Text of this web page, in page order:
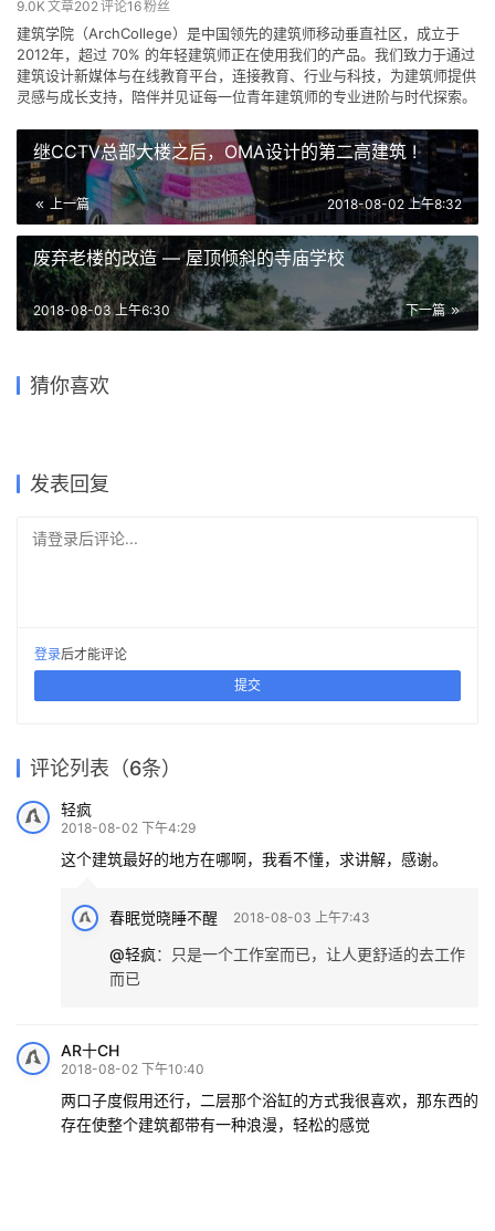
9.0K 文章202评论16粉丝
建筑学院（ArchCollege）是中国领先的建筑师移动垂直社区，成立于
2012年，超过 70% 的年轻建筑师正在使用我们的产品。我们致力于通过
建筑设计新媒体与在线教育平台，连接教育、行业与科技，为建筑师提供
灵感与成长支持，陪伴并见证每一位青年建筑师的专业进阶与时代探索。
继CCTV总部大楼之后，OMA设计的第二高建筑 !
上一篇 2018-08-02 上午8:32
废弃老楼的改造 — 屋顶倾斜的寺庙学校
下一篇
2018-08-03 上午6:30
猜你喜欢
所
屋顶”浪花“，对望大西洋：巴
西波浪住宅 / Mareines
发表回复
请登录后评论...
登录后才能评论
提交
评论列表（6条）
轻疯
2018-08-02 下午4:29
这个建筑最好的地方在哪啊，我看不懂，求讲解，感谢。
春眠觉晓睡不醒 2018-08-03 上午7:43
@轻疯：
只是一个工作室而已，让人更舒适的去工作
而已
AR十CH
2018-08-02 下午10:40
两口子度假用还行，二层那个浴缸的方式我很喜欢，那东西的
存在使整个建筑都带有一种浪漫，轻松的感觉